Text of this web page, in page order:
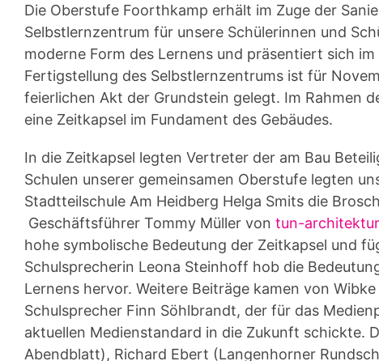
Die Oberstufe Foorthkamp erhält im Zuge der
Selbstlernzentrum für unsere Schülerinnen und
moderne Form des Lernens und präsentiert sich
Fertigstellung des Selbstlernzentrums ist für
feierlichen Akt der Grundstein gelegt. Im Rahmen
eine Zeitkapsel im Fundament des Gebäudes.
In die Zeitkapsel legten Vertreter der am Bau
Schulen unserer gemeinsamen Oberstufe legten
Stadtteilschule Am Heidberg Helga Smits die
Geschäftsführer Tommy Müller von tun-architektur
hohe symbolische Bedeutung der Zeitkapsel und
Schulsprecherin Leona Steinhoff hob die
Lernens hervor. Weitere Beiträge kamen von
Schulsprecher Finn Söhlbrandt, der für das
aktuellen Medienstandard in die Zukunft schickte.
Abendblatt), Richard Ebert (Langenhorner